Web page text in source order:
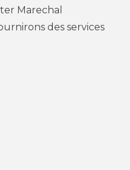
Marechal
des services